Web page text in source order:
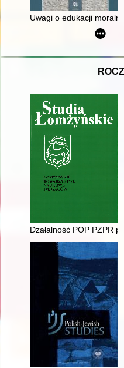
Uwagi o edukacji
Dzałalność POP PZPR